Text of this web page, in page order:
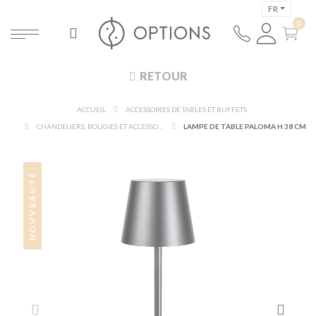
FR
RETOUR
ACCUEIL
ACCESSOIRES DE TABLES ET BUFFETS
LAMPE DE TABLE PALOMA H 38 CM
NOUVEAUTÉ